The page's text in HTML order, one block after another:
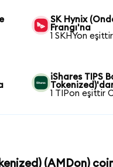
SK Hynix
Frangı'na
1 SKHYon
iShares TIPS
1 TIPon eşittir
(AMDon)